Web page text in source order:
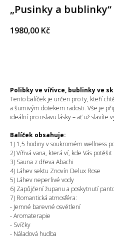
„Pusinky a
1980,00 Kč
Polibky ve vířivce, bublinky ve
Tento balíček je určen pro ty, kteří
a šumivým dotekem radosti. Vše je
ideální pro oslavu lásky – ať už
Balíček obsahuje:
1) 1,5 hodiny v soukromém wellness
2) Vířivá vana, která ví, kde Vás potěšit
3) Sauna z dřeva Abachi
4) Láhev sektu Znovín Delux Rose
5) Láhev neperlivé vody
6) Zapůjčení županu a poskytnutí
7) Romantická atmosféra:
- Jemné barevné osvětlení
- Aromaterapie
- Svíčky
- Náladová hudba